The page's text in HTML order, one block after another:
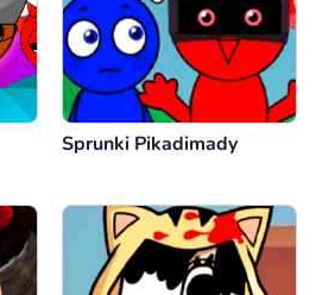
Sprunki Pikadimady